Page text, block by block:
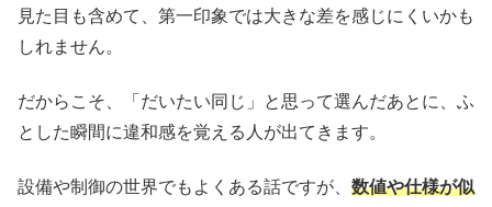
見た目も含めて、第一印象では大きな差を感じにくいかも
しれません。
だからこそ、「だいたい同じ」と思って選んだあとに、ふ
とした瞬間に違和感を覚える人が出てきます。
設備や制御の世界でもよくある話ですが、 数値や仕様が似